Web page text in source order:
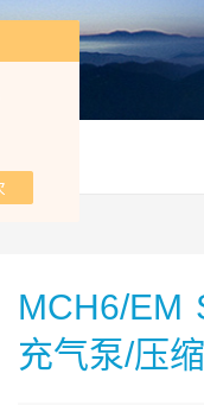
MCH6/EM
充气泵/压